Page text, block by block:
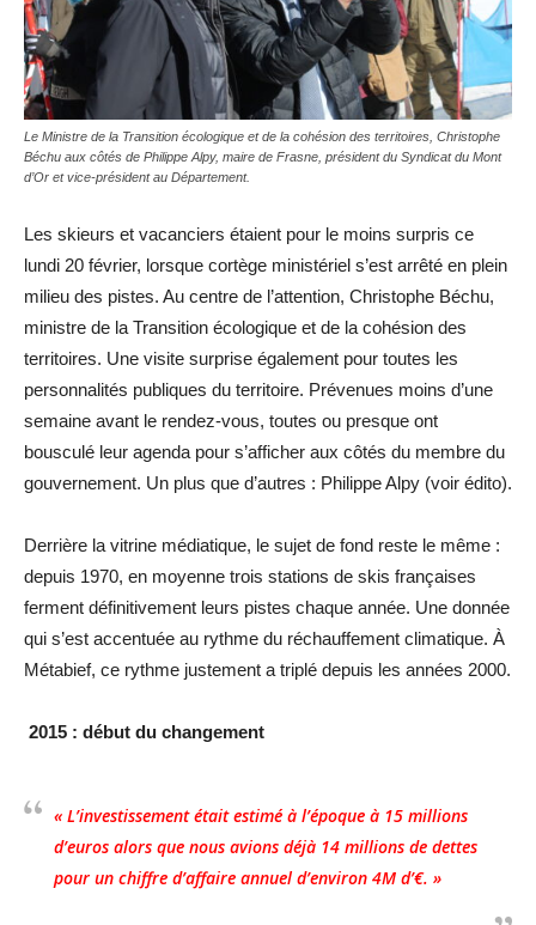
Le Ministre de la Transition écologique et de la cohésion des territoires, Christophe
Béchu aux côtés de Philippe Alpy, maire de Frasne, président du Syndicat du Mont
d’Or et vice-président au Département.
Les skieurs et vacanciers étaient pour le moins surpris ce
lundi 20 février, lorsque cortège ministériel s’est arrêté en plein
milieu des pistes. Au centre de l’attention, Christophe Béchu,
ministre de la Transition écologique et de la cohésion des
territoires. Une visite surprise également pour toutes les
personnalités publiques du territoire. Prévenues moins d’une
semaine avant le rendez-vous, toutes ou presque ont
bousculé leur agenda pour s’afficher aux côtés du membre du
gouvernement. Un plus que d’autres : Philippe Alpy (voir édito).
Derrière la vitrine médiatique, le sujet de fond reste le même :
depuis 1970, en moyenne trois stations de skis françaises
ferment définitivement leurs pistes chaque année. Une donnée
qui s’est accentuée au rythme du réchauffement climatique. À
Métabief, ce rythme justement a triplé depuis les années 2000.
2015 : début du changement
« L’investissement était estimé à l’époque à 15 millions
d’euros alors que nous avions déjà 14 millions de dettes
pour un chiffre d’affaire annuel d’environ 4M d’€. »